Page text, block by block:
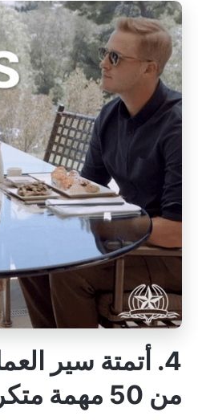
4. أتمتة سير
من 50 مهمة متكررة